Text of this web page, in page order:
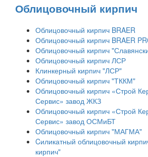
Облицовочный кирпич
Облицовочный кирпич BRAER
Облицовочный кирпич BRAER
Облицовочный кирпич
Облицовочный кирпич ЛСР
Клинкерный кирпич "ЛСР"
Облицовочный кирпич "ТККМ"
Облицовочный кирпич «Строй
Сервис» завод ЖКЗ
Облицовочный кирпич «Строй
Сервис» завод ОСМиБТ
Облицовочный кирпич "МАГМА"
Cиликатный облицовочный
кирпич"